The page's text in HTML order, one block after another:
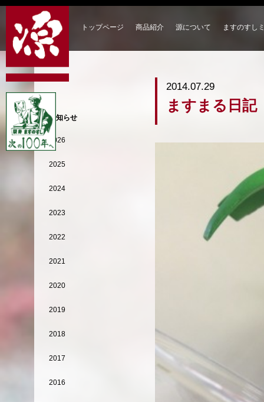
トップページ 商品紹介 源について ますのすし
2014.07.29
ますまる日記
お知らせ
2026
2025
2024
2023
2022
2021
2020
2019
2018
2017
2016